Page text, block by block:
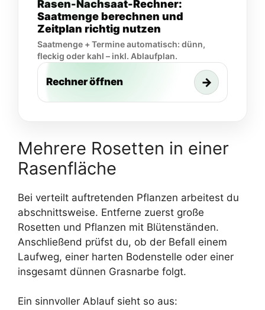
Rasen-Nachsaat-Rechner:
Saatmenge berechnen und
Zeitplan richtig nutzen
Saatmenge + Termine automatisch: dünn,
fleckig oder kahl – inkl. Ablaufplan.
Rechner öffnen →
Mehrere Rosetten in einer
Rasenfläche
Bei verteilt auftretenden Pflanzen arbeitest du
abschnittsweise. Entferne zuerst große
Rosetten und Pflanzen mit Blütenständen.
Anschließend prüfst du, ob der Befall einem
Laufweg, einer harten Bodenstelle oder einer
insgesamt dünnen Grasnarbe folgt.
Ein sinnvoller Ablauf sieht so aus: